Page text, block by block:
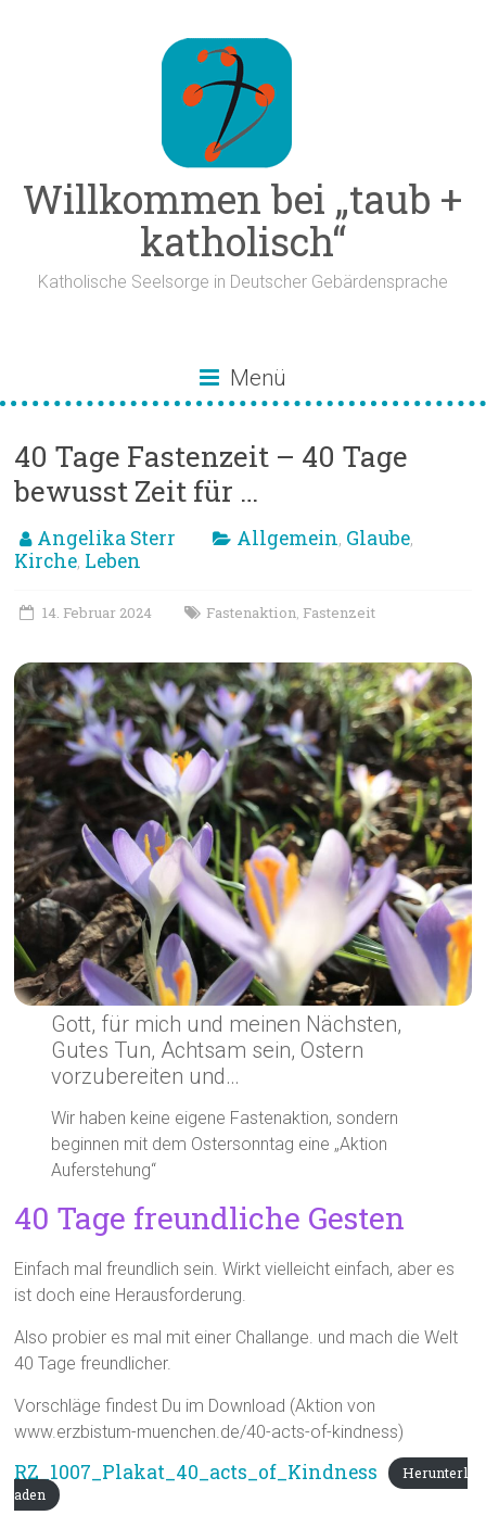
Willkommen bei „taub +
katholisch“
Katholische Seelsorge in Deutscher Gebärdensprache
Menü
40 Tage Fastenzeit – 40 Tage
bewusst Zeit für …
Angelika Sterr Allgemein, Glaube,
Kirche, Leben
14. Februar 2024 Fastenaktion, Fastenzeit
Gott, für mich und meinen Nächsten,
Gutes Tun, Achtsam sein, Ostern
vorzubereiten und…
Wir haben keine eigene Fastenaktion, sondern
beginnen mit dem Ostersonntag eine „Aktion
Auferstehung“
40 Tage freundliche Gesten
Einfach mal freundlich sein. Wirkt vielleicht einfach, aber es
ist doch eine Herausforderung.
Also probier es mal mit einer Challange. und mach die Welt
40 Tage freundlicher.
Vorschläge findest Du im Download (Aktion von
www.erzbistum-muenchen.de/40-acts-of-kindness)
RZ_1007_Plakat_40_acts_of_Kindness
Herunterl
aden